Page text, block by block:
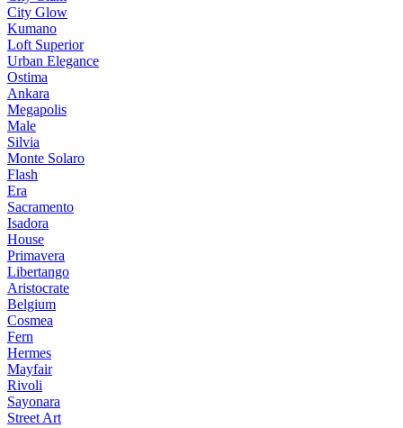
City Glow
Kumano
Loft Superior
Urban Elegance
Ostima
Ankara
Megapolis
Male
Silvia
Monte Solaro
Flash
Era
Sacramento
Isadora
House
Primavera
Libertango
Aristocrate
Belgium
Cosmea
Fern
Hermes
Mayfair
Rivoli
Sayonara
Street Art